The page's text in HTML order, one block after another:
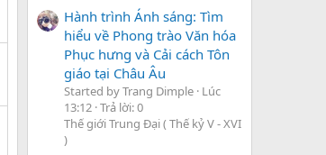
Hành trình Ánh sáng: Tìm
hiểu về Phong trào Văn hóa
Phục hưng và Cải cách Tôn
giáo tại Châu Âu
Started by Trang Dimple Lúc
13:12 Trả lời: 0
Thế giới Trung Đại ( Thế kỷ V - XVI
)